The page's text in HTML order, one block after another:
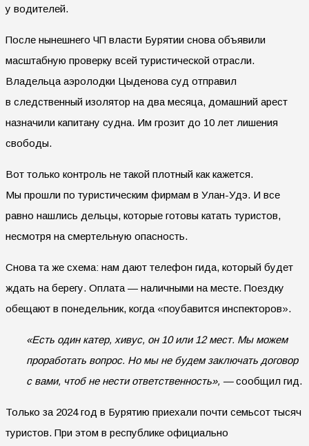
у водителей.
После нынешнего ЧП власти Бурятии снова объявили
масштабную проверку всей туристической отрасли.
Владельца аэролодки Цыденова суд отправил
в следственный изолятор на два месяца, домашний арест
назначили капитану судна. Им грозит до 10 лет лишения
свободы.
Вот только контроль не такой плотный как кажется.
Мы прошли по туристическим фирмам в Улан-Удэ. И все
равно нашлись дельцы, которые готовы катать туристов,
несмотря на смертельную опасность.
Снова та же схема: нам дают телефон гида, который будет
ждать на берегу. Оплата — наличными на месте. Поездку
обещают в понедельник, когда «поубавится инспекторов».
«Есть один катер, хивус, он 10 или 12 мест. Мы можем
проработать вопрос. Но мы не будем заключать договор
с вами, чтоб не нести ответственность», —сообщил гид.
Только за 2024 год в Бурятию приехали почти семьсот тысяч
туристов. При этом в республике официально